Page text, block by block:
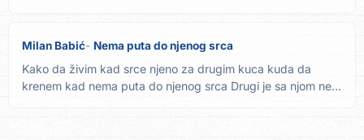
Milan Babić Nema puta do njenog srca
Kako da živim kad srce njeno za drugim kuca kuda da
krenem kad nema puta do njenog srca Drugi je sa njom ne